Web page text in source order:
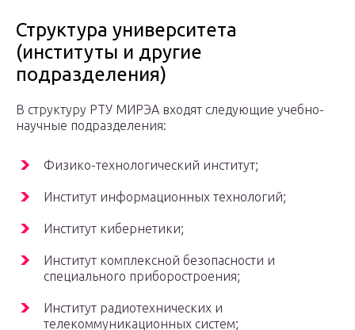
Структура университета
(институты и другие
подразделения)
В структуру РТУ МИРЭА входят следующие учебно-
научные подразделения:
Физико-технологический институт;
Институт информационных технологий;
Институт кибернетики;
Институт комплексной безопасности и
специального приборостроения;
Институт радиотехнических и
телекоммуникационных систем;